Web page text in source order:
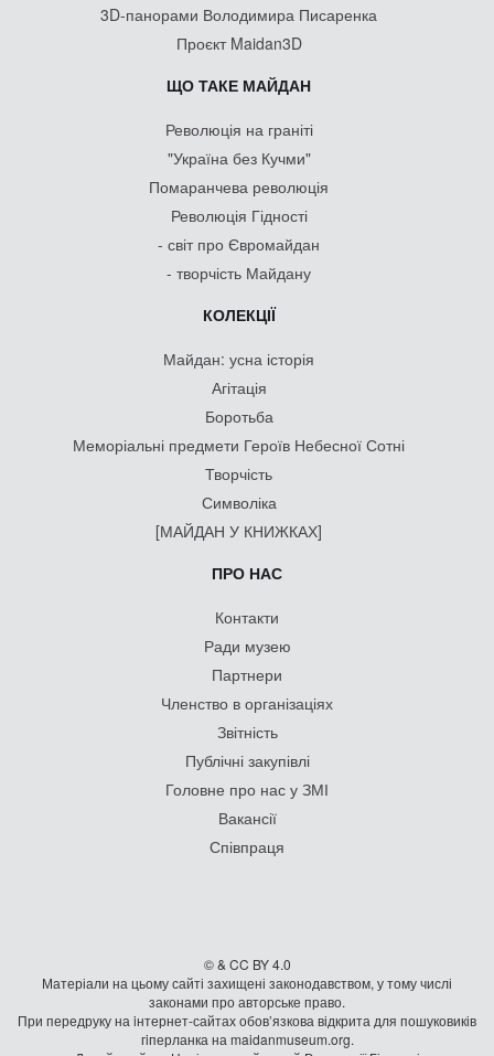
3D-панорами Володимира Писаренка
Проєкт Maidan3D
ЩО ТАКЕ МАЙДАН
Революція на граніті
"Україна без Кучми"
Помаранчева революція
Революція Гідності
- світ про Євромайдан
- творчість Майдану
КОЛЕКЦІЇ
Майдан: усна історія
Агітація
Боротьба
Меморіальні предмети Героїв Небесної Сотні
Творчість
Символіка
[МАЙДАН У КНИЖКАХ]
ПРО НАС
Контакти
Ради музею
Партнери
Членство в організаціях
Звітність
Публічні закупівлі
Головне про нас у ЗМІ
Вакансії
Співпраця
© & CC BY 4.0
Матеріали на цьому сайті захищені законодавством, у тому числі
законами про авторське право.
При передруку на iнтернет-сайтах обов’язкова відкрита для пошуковиків
гiперланка на maidanmuseum.org.